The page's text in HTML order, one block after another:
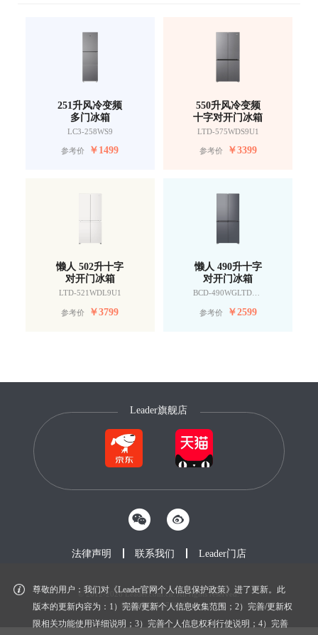
251升风冷变频
多门冰箱
LC3-258WS9
参考价 ￥1499
550升风冷变频
十字对开门冰箱
LTD-575WDS9U1
参考价 ￥3399
懒人 502升十字
对开门冰箱
LTD-521WDL9U1
参考价 ￥3799
懒人 490升十字
对开门冰箱
BCD-490WGLTDD9G9U1
参考价 ￥2599
尊敬的用户：我们对《Leader官网个人信息保护政策》进了更新。此
版本的更新内容为：1）完善/更新个人信息收集范围；2）完善/更新权
限相关功能使用详细说明；3）完善个人信息权利行使说明；4）完善
Leader旗舰店
法律声明 联系我们 Leader门店
© 2012-2026 Leader.com.cn. All rights reserved.
鲁ICP备20027604号-1